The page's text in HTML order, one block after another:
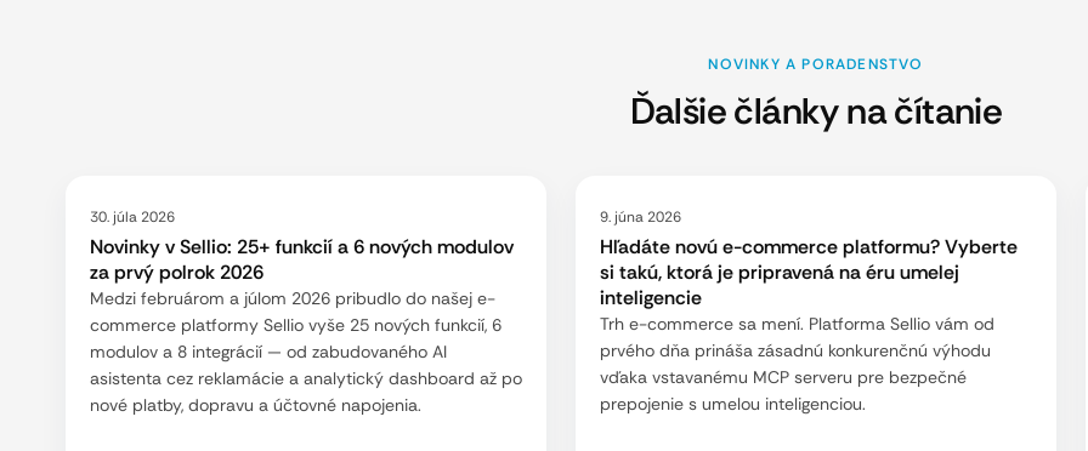
NOVINKY A PORADENSTVO
Ďalšie články na čítanie
30. júla 2026
Novinky v Sellio: 25+ funkcií a 6 nových modulov
za prvý polrok 2026
Medzi februárom a júlom 2026 pribudlo do našej e-
commerce platformy Sellio vyše 25 nových funkcií, 6
modulov a 8 integrácií — od zabudovaného AI
asistenta cez reklamácie a analytický dashboard až po
nové platby, dopravu a účtovné napojenia.
9. júna 2026
Hľadáte novú e-commerce platformu? Vyberte
si takú, ktorá je pripravená na éru umelej
inteligencie
Trh e-commerce sa mení. Platforma Sellio vám od
prvého dňa prináša zásadnú konkurenčnú výhodu
vďaka vstavanému MCP serveru pre bezpečné
prepojenie s umelou inteligenciou.